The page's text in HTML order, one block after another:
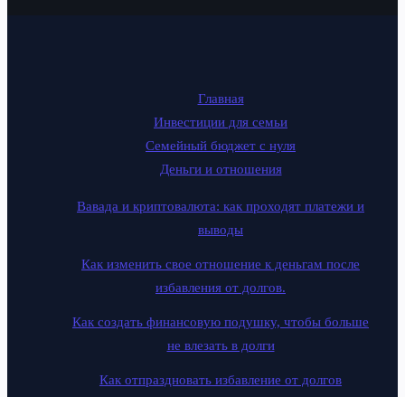
Главная
Инвестиции для семьи
Семейный бюджет с нуля
Деньги и отношения
Вавада и криптовалюта: как проходят платежи и
выводы
Как изменить свое отношение к деньгам после
избавления от долгов.
Как создать финансовую подушку, чтобы больше
не влезать в долги
Как отпраздновать избавление от долгов